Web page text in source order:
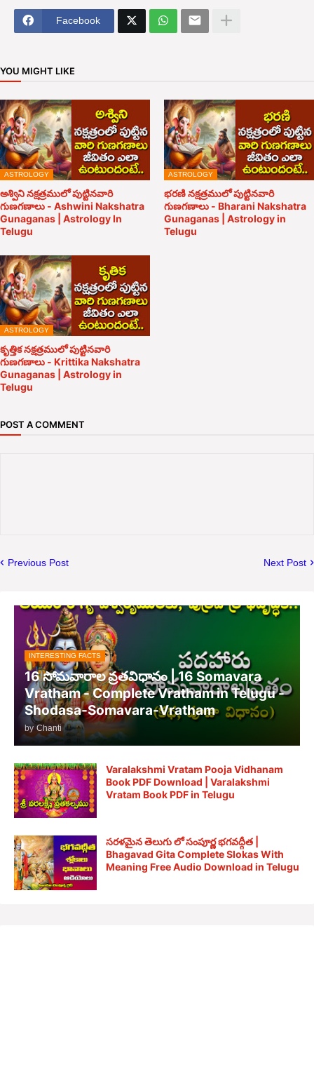
Facebook
YOU MIGHT LIKE
ASTROLOGY
అశ్విని నక్షత్రములో పుట్టినవారి
గుణగణాలు - Ashwini Nakshatra
Gunaganas | Astrology In
Telugu
ASTROLOGY
భరణి నక్షత్రములో పుట్టినవారి
గుణగణాలు - Bharani Nakshatra
Gunaganas | Astrology in
Telugu
ASTROLOGY
కృత్తిక నక్షత్రములో పుట్టినవారి
గుణగణాలు - Krittika Nakshatra
Gunaganas | Astrology in
Telugu
POST A COMMENT
Previous Post Next Post
INTERESTING FACTS
16 సోమవారాల వ్రతవిధానం | 16 Somavara
Vratham - Complete Vratham in Telugu -
Shodasa-Somavara-Vratham
by Chanti
Varalakshmi Vratam Pooja Vidhanam
Book PDF Download | Varalakshmi
Vratam Book PDF in Telugu
సరళమైన తెలుగు లో సంపూర్ణ భగవద్గీత |
Bhagavad Gita Complete Slokas With
Meaning Free Audio Download in Telugu